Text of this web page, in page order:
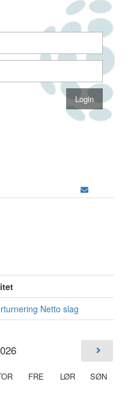
Netto slag
FRE LØR SØN